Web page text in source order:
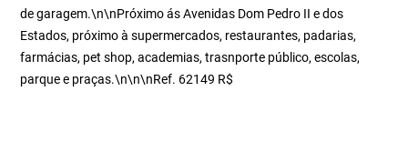
de garagem.\n\nPróximo ás Avenidas Dom Pedro II e dos
Estados, próximo à supermercados, restaurantes, padarias,
farmácias, pet shop, academias, trasnporte público, escolas,
parque e praças.\n\n\nRef. 62149 R$